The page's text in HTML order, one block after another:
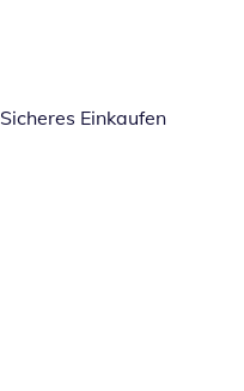
Sicheres Einkaufen